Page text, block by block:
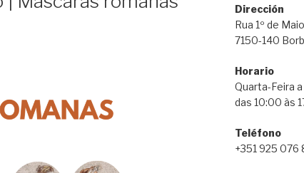
Dirección
Rua 1º de
7150-140
Horario
Quarta-Feira
das 10:00 às
Teléfono
+351 925 076